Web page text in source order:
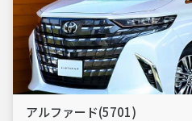
アルファード(5701)